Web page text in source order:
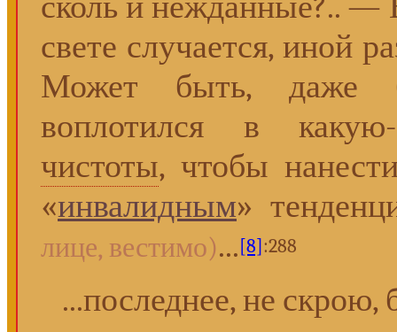
свете случается, иной
Может быть, даже
воплотился в
чистоты, чтобы
«инвалидным»
лице, вестимо)...[8]:288
...последнее, не